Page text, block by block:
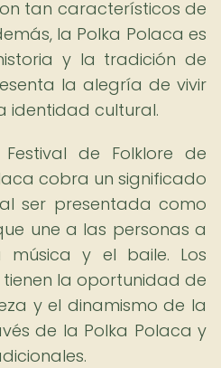
tan característicos de
la Polka Polaca es
y la tradición de
la alegría de vivir
identidad cultural.
de Folklore de
cobra un significado
ser presentada como
une a las personas a
y el baile. Los
la oportunidad de
y el dinamismo de la
de la Polka Polaca y